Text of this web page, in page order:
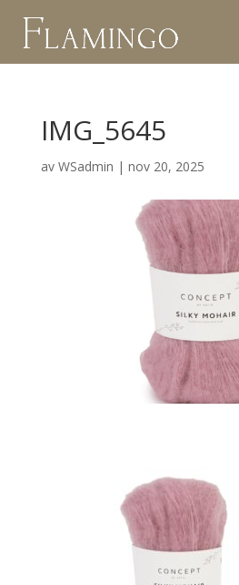
IMG_5645
av WSadmin | nov 20, 2025